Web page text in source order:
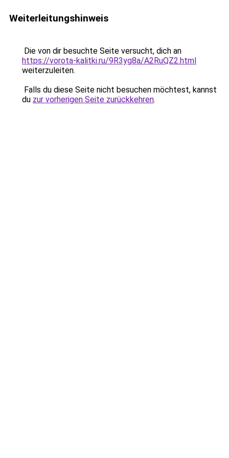
Weiterleitungshinweis
Die von dir besuchte Seite versucht, dich an
https://vorota-kalitki.ru/9R3yg8a/A2RuQZ2.html
weiterzuleiten.
Falls du diese Seite nicht besuchen möchtest, kannst
du zur vorherigen Seite zurückkehren.